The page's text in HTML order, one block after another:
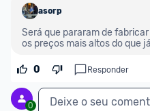
asorp
Será que pararam de
os preços mais altos do que
0 Responder
0 Deixe o seu